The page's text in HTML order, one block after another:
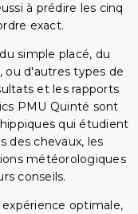
à prédire les cinq
exact.
simple placé, du
ou d'autres types de
et les rapports
PMU Quinté sont
qui étudient
des chevaux, les
météorologiques
conseils.
optimale,